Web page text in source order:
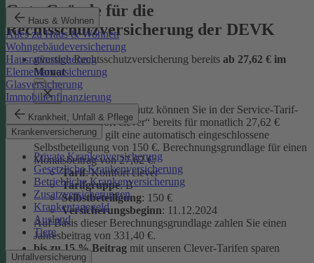
Haus & Wohnen
Alles zu Haus & Wohnen
Wohngebäudeversicherung
Hausratversicherung
Elementarversicherung
Glasversicherung
Immobilienfinanzierung
Krankheit, Unfall & Pflege
Krankenversicherung
Private Krankenversicherung
Gesetzliche Krankenversicherung
Betriebliche Krankenversicherung
Zusatzversicherungen
Krankentagegeld
Ausland
Tiere
Unfallversicherung
Gute Gründe für die
Rechtsschutzversicherung der DEVK
günstige Rechtsschutzversicherung bereits ab 27,62 € im
Monat
Unseren Privatrechtsschutz können Sie in der Service-Tarif-
Variante „Komfort clever“ bereits für monatlich 27,62 €
abschließen. Es gilt eine automatisch eingeschlossene
Selbstbeteiligung von 150 €. Berechnungsgrundlage für einen
Monatsbeitrag von 27,62 €:
Tarif: Komfort clever
Tarifgruppe: B
Selbstbeteiligung: 150 €
Versicherungsbeginn: 11.12.2024
Auf Basis dieser Berechnungsgrundlage zahlen Sie einen
Jahresbeitrag von 331,40 €.
bis zu 15 % Beitrag mit unseren Clever-Tarifen sparen